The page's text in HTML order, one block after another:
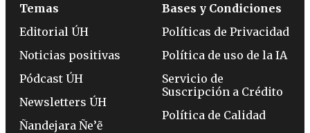
Temas
Editorial ÚH
Noticias positivas
Pódcast ÚH
Newsletters ÚH
Ñandejara Ñe’ẽ
Bases y Condiciones
Políticas de Privacidad
Política de uso de la IA
Servicio de
Suscripción a Crédito
Política de Calidad